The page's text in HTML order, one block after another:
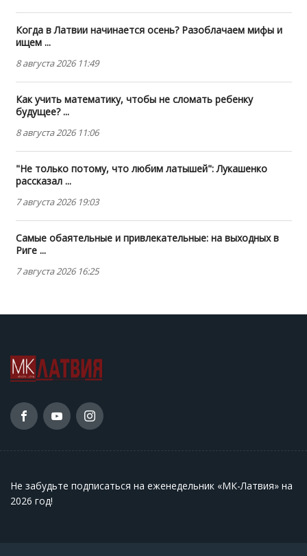
Когда в Латвии начинается осень? Разоблачаем мифы и
ищем ...
8 августа 2026 11:49
Как учить математику, чтобы не сломать ребенку
будущее? ...
8 августа 2026 11:06
"Не только потому, что любим латышей": Лукашенко
рассказал ...
7 августа 2026 19:03
Самые обаятельные и привлекательные: на выходных в
Риге ...
7 августа 2026 16:25
Не забудьте подписаться на еженедельник «МК-Латвия» на
2026 год!